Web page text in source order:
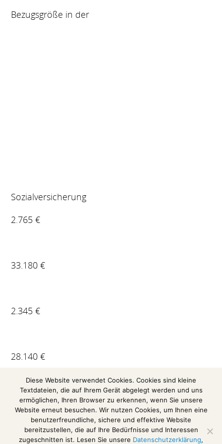
Bezugsgröße in der
Sozialversicherung
2.765 €
33.180 €
2.345 €
28.140 €
Diese Website verwendet Cookies. Cookies sind kleine
Textdateien, die auf Ihrem Gerät abgelegt werden und uns
ermöglichen, Ihren Browser zu erkennen, wenn Sie unsere
Website erneut besuchen. Wir nutzen Cookies, um Ihnen eine
benutzerfreundliche, sichere und effektive Website
bereitzustellen, die auf Ihre Bedürfnisse und Interessen
zugeschnitten ist. Lesen Sie unsere Datenschutzerklärung,